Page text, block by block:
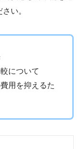
い。
について
用を抑えるた